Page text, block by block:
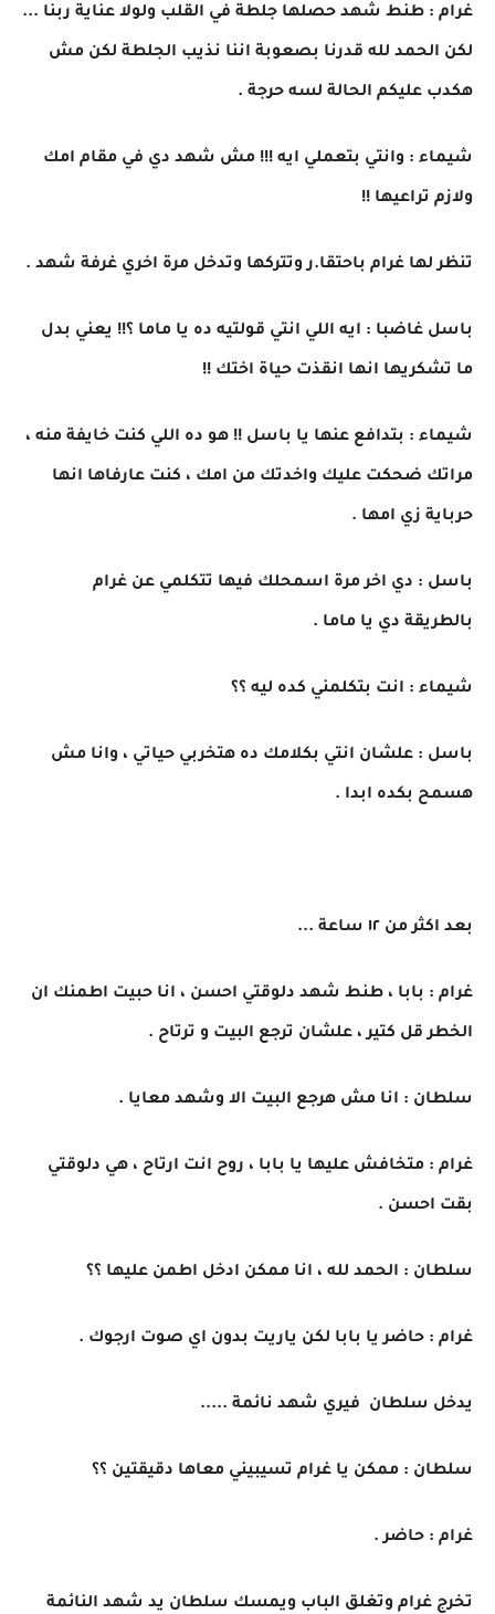
غرام : طنط شهد حصلها جلطة في القلب ولولا عناية ربنا ...
لكن الحمد لله قدرنا بصعوبة اننا نذيب الجلطة لكن مش
هكدب عليكم الحالة لسه حرجة .
شيماء : وانتي بتعملي ايه !!! مش شهد دي في مقام امك
ولازم تراعيها !!
تنظر لها غرام باحتقا.ر وتتركها وتدخل مرة اخري غرفة شهد .
باسل غاضبا : ايه اللي انتي قولتيه ده يا ماما ؟!! يعني بدل
ما تشكريها انها انقذت حياة اختك !!
شيماء : بتدافع عنها يا باسل !! هو ده اللي كنت خايفة منه ،
مراتك ضحكت عليك واخدتك من امك ، كنت عارفاها انها
حرباية زي امها .
باسل : دي اخر مرة اسمحلك فيها تتكلمي عن غرام
بالطريقة دي يا ماما .
شيماء : انت بتكلمني كده ليه ؟؟
باسل : علشان انتي بكلامك ده هتخربي حياتي ، وانا مش
هسمح بكده ابدا .
بعد اكثر من ١٢ ساعة ...
غرام : بابا ، طنط شهد دلوقتي احسن ، انا حبيت اطمنك ان
الخطر قل كتير ، علشان ترجع البيت و ترتاح .
سلطان : انا مش هرجع البيت الا وشهد معايا .
غرام : متخافش عليها يا بابا ، روح انت ارتاح ، هي دلوقتي
بقت احسن .
سلطان : الحمد لله ، انا ممكن ادخل اطمن عليها ؟؟
غرام : حاضر يا بابا لكن ياريت بدون اي صوت ارجوك .
يدخل سلطان فيري شهد نائمة .....
سلطان : ممكن يا غرام تسيبيني معاها دقيقتين ؟؟
غرام : حاضر .
تخرج غرام وتغلق الباب ويمسك سلطان يد شهد النائمة